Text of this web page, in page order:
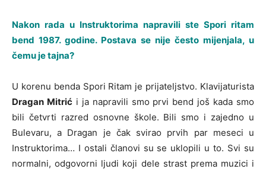
Nakon rada u Instruktorima napravili ste Spori ritam
bend 1987. godine. Postava se nije često mijenjala, u
čemu je tajna?
U korenu benda Spori Ritam je prijateljstvo. Klavijaturista
Dragan Mitrići ja napravili smo prvi bend još kada smo
bili četvrti razred osnovne škole. Bili smo i zajedno u
Bulevaru, a Dragan je čak svirao prvih par meseci u
Instruktorima… I ostali članovi su se uklopili u to. Svi su
normalni, odgovorni ljudi koji dele strast prema muzici i